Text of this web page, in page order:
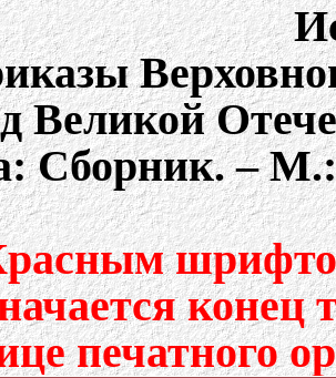
Великой
Сборник. – М.:
конец
печатного